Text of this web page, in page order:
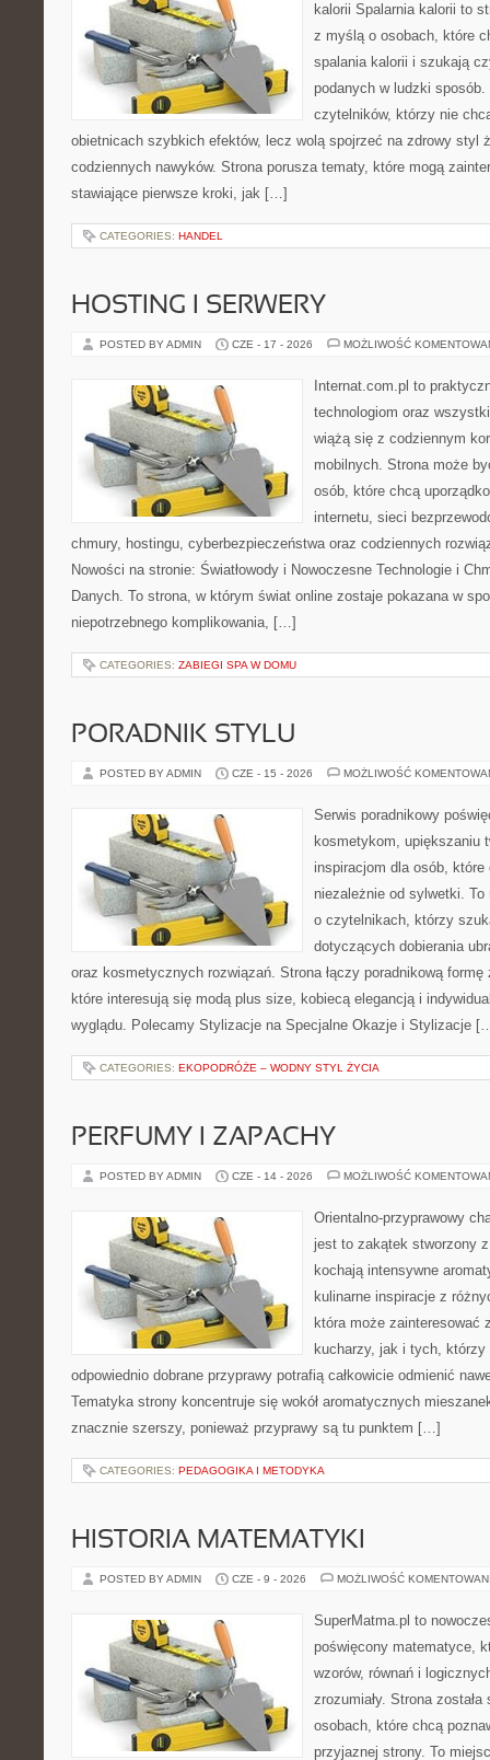
kalorii Spalarnia kalorii to
z myślą o osobach, które
spalania kalorii i szukają
podanych w ludzki sposób.
czytelników, którzy nie
obietnicach szybkich efektów, lecz wolą spojrzeć na zdrowy styl
codziennych nawyków. Strona porusza tematy, które mogą
stawiające pierwsze kroki, jak […]
CATEGORIES: HANDEL
HOSTING I SERWERY
POSTED BY ADMIN CZE - 17 - 2026 MOŻLIWOŚĆ
Internat.com.pl to
technologiom oraz
wiążą się z codziennym
mobilnych. Strona może
osób, które chcą
internetu, sieci
chmury, hostingu, cyberbezpieczeństwa oraz codziennych
Nowości na stronie: Światłowody i Nowoczesne Technologie i
Danych. To strona, w którym świat online zostaje pokazana w
niepotrzebnego komplikowania, […]
CATEGORIES: ZABIEGI SPA W DOMU
PORADNIK STYLU
POSTED BY ADMIN CZE - 15 - 2026 MOŻLIWOŚĆ
Serwis poradnikowy
kosmetykom, upiększaniu
inspiracjom dla osób,
niezależnie od sylwetki.
o czytelnikach, którzy
dotyczących dobierania
oraz kosmetycznych rozwiązań. Strona łączy poradnikową
które interesują się modą plus size, kobiecą elegancją i
wyglądu. Polecamy Stylizacje na Specjalne Okazje i Stylizacje
CATEGORIES: EKOPODRÓŻE – WODNY STYL ŻYCIA
PERFUMY I ZAPACHY
POSTED BY ADMIN CZE - 14 - 2026 MOŻLIWOŚĆ
Orientalno-przyprawowy
jest to zakątek stworzony
kochają intensywne
kulinarne inspiracje z
która może zainteresować
kucharzy, jak i tych, którzy
odpowiednio dobrane przyprawy potrafią całkowicie odmienić
Tematyka strony koncentruje się wokół aromatycznych
znacznie szerszy, ponieważ przyprawy są tu punktem […]
CATEGORIES: PEDAGOGIKA I METODYKA
HISTORIA MATEMATYKI
POSTED BY ADMIN CZE - 9 - 2026 MOŻLIWOŚĆ
SuperMatma.pl to
poświęcony matematyce,
wzorów, równań i
zrozumiały. Strona
osobach, które chcą
przyjaznej strony. To